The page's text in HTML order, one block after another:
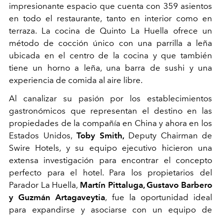
impresionante espacio que cuenta con 359 asientos
en todo el restaurante, tanto en interior como en
terraza. La cocina de Quinto La Huella ofrece un
método de cocción único con una parrilla a leña
ubicada en el centro de la cocina y que también
tiene un horno a leña, una barra de sushi y una
experiencia de comida al aire libre.
Al canalizar su pasión por los establecimientos
gastronómicos que representan el destino en las
propiedades de la compañía en China y ahora en los
Estados Unidos, Toby Smith,Deputy Chairman de
Swire Hotels, y su equipo ejecutivo hicieron una
extensa investigación para encontrar el concepto
perfecto para el hotel. Para los propietarios del
Parador La Huella, Martín Pittaluga, Gustavo Barbero
y Guzmán Artagaveytia, fue la oportunidad ideal
para expandirse y asociarse con un equipo de